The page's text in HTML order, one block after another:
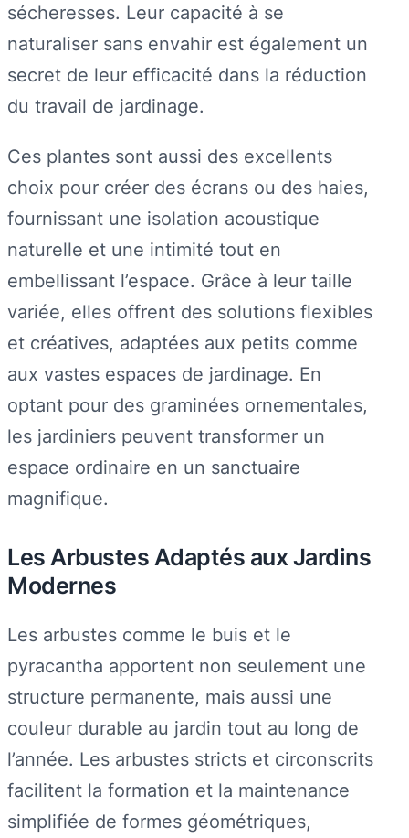
sécheresses. Leur capacité à se
naturaliser sans envahir est également un
secret de leur efficacité dans la réduction
du travail de jardinage.
Ces plantes sont aussi des excellents
choix pour créer des écrans ou des haies,
fournissant une isolation acoustique
naturelle et une intimité tout en
embellissant l’espace. Grâce à leur taille
variée, elles offrent des solutions flexibles
et créatives, adaptées aux petits comme
aux vastes espaces de jardinage. En
optant pour des graminées ornementales,
les jardiniers peuvent transformer un
espace ordinaire en un sanctuaire
magnifique.
Les Arbustes Adaptés aux Jardins
Modernes
Les arbustes comme le buis et le
pyracantha apportent non seulement une
structure permanente, mais aussi une
couleur durable au jardin tout au long de
l’année. Les arbustes stricts et circonscrits
facilitent la formation et la maintenance
simplifiée de formes géométriques,